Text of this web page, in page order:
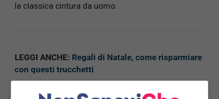
la classica cintura da uomo.
LEGGI ANCHE: Regali di Natale, come risparmiare
con questi trucchetti